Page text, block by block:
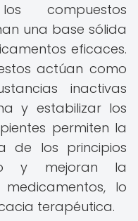
compuestos
una base sólida
eficaces.
actúan como
inactivas
y estabilizar los
permiten la
de los principios
y mejoran la
lo
terapéutica.